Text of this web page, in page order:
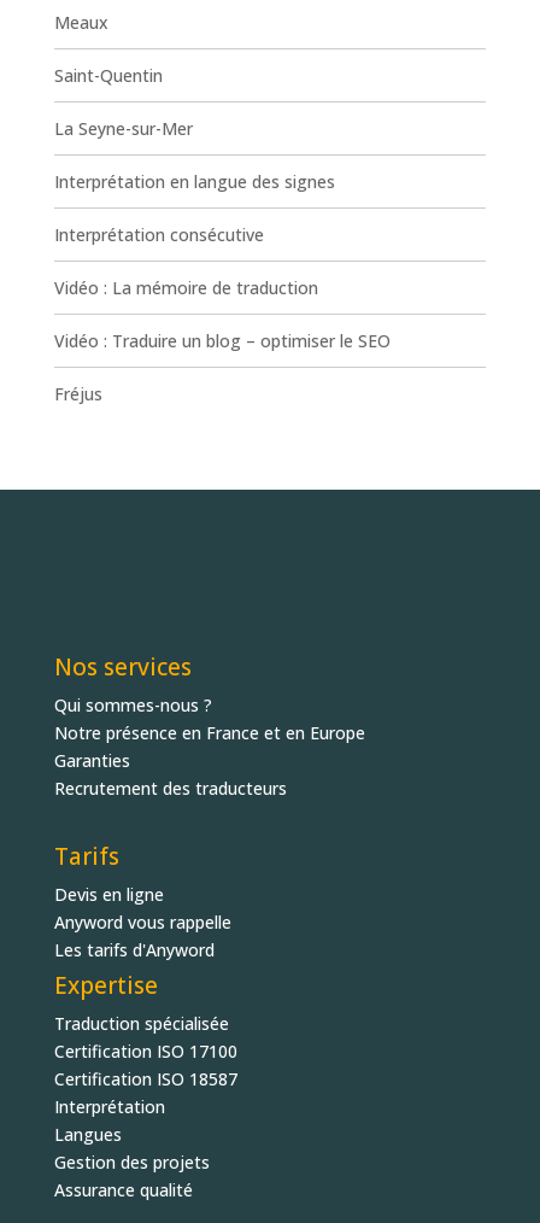
Meaux
Saint-Quentin
La Seyne-sur-Mer
Interprétation en langue des signes
Interprétation consécutive
Vidéo : La mémoire de traduction
Vidéo : Traduire un blog – optimiser le SEO
Fréjus
Nos services
Qui sommes-nous ?
Notre présence en France et en Europe
Garanties
Recrutement des traducteurs
Tarifs
Devis en ligne
Anyword vous rappelle
Les tarifs d'Anyword
Expertise
Traduction spécialisée
Certification ISO 17100
Certification ISO 18587
Interprétation
Langues
Gestion des projets
Assurance qualité